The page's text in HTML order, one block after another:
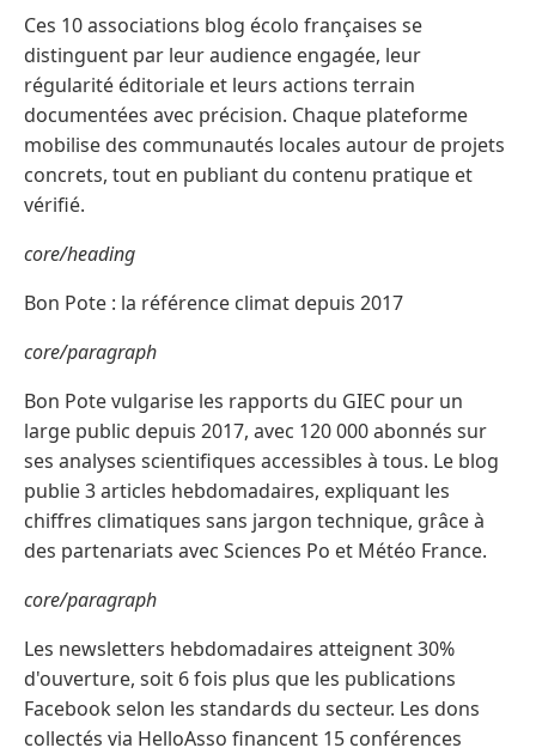
Ces 10 associations blog écolo françaises se
distinguent par leur audience engagée, leur
régularité éditoriale et leurs actions terrain
documentées avec précision. Chaque plateforme
mobilise des communautés locales autour de projets
concrets, tout en publiant du contenu pratique et
vérifié.
core/heading
Bon Pote : la référence climat depuis 2017
core/paragraph
Bon Pote vulgarise les rapports du GIEC pour un
large public depuis 2017, avec 120 000 abonnés sur
ses analyses scientifiques accessibles à tous. Le blog
publie 3 articles hebdomadaires, expliquant les
chiffres climatiques sans jargon technique, grâce à
des partenariats avec Sciences Po et Météo France.
core/paragraph
Les newsletters hebdomadaires atteignent 30%
d'ouverture, soit 6 fois plus que les publications
Facebook selon les standards du secteur. Les dons
collectés via HelloAsso financent 15 conférences